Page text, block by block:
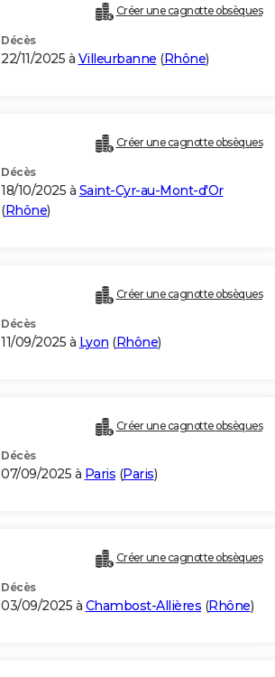
Créer une cagnotte obsèques
Décès
22/11/2025 à Villeurbanne (Rhône)
Créer une cagnotte obsèques
Décès
18/10/2025 à Saint-Cyr-au-Mont-d'Or
(Rhône)
Créer une cagnotte obsèques
Décès
11/09/2025 à Lyon (Rhône)
Créer une cagnotte obsèques
Décès
07/09/2025 à Paris (Paris)
Créer une cagnotte obsèques
Décès
03/09/2025 à Chambost-Allières (Rhône)